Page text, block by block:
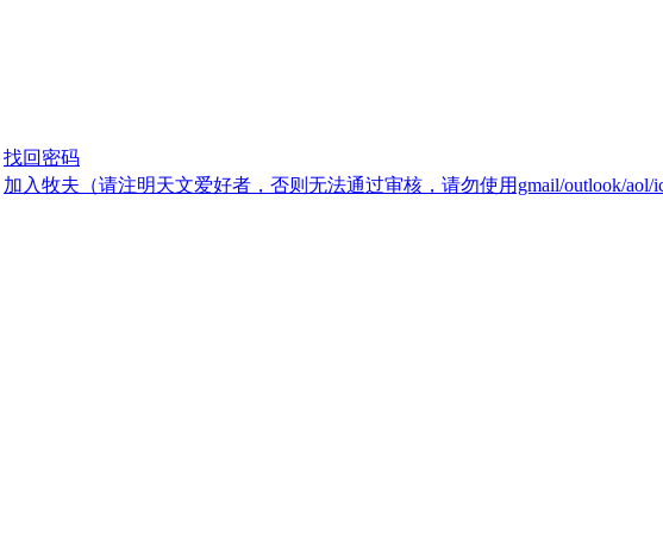
找回密码
加入牧夫（请注明天文爱好者，否则无法通过审核，请勿使用gmail/outlook/aol/